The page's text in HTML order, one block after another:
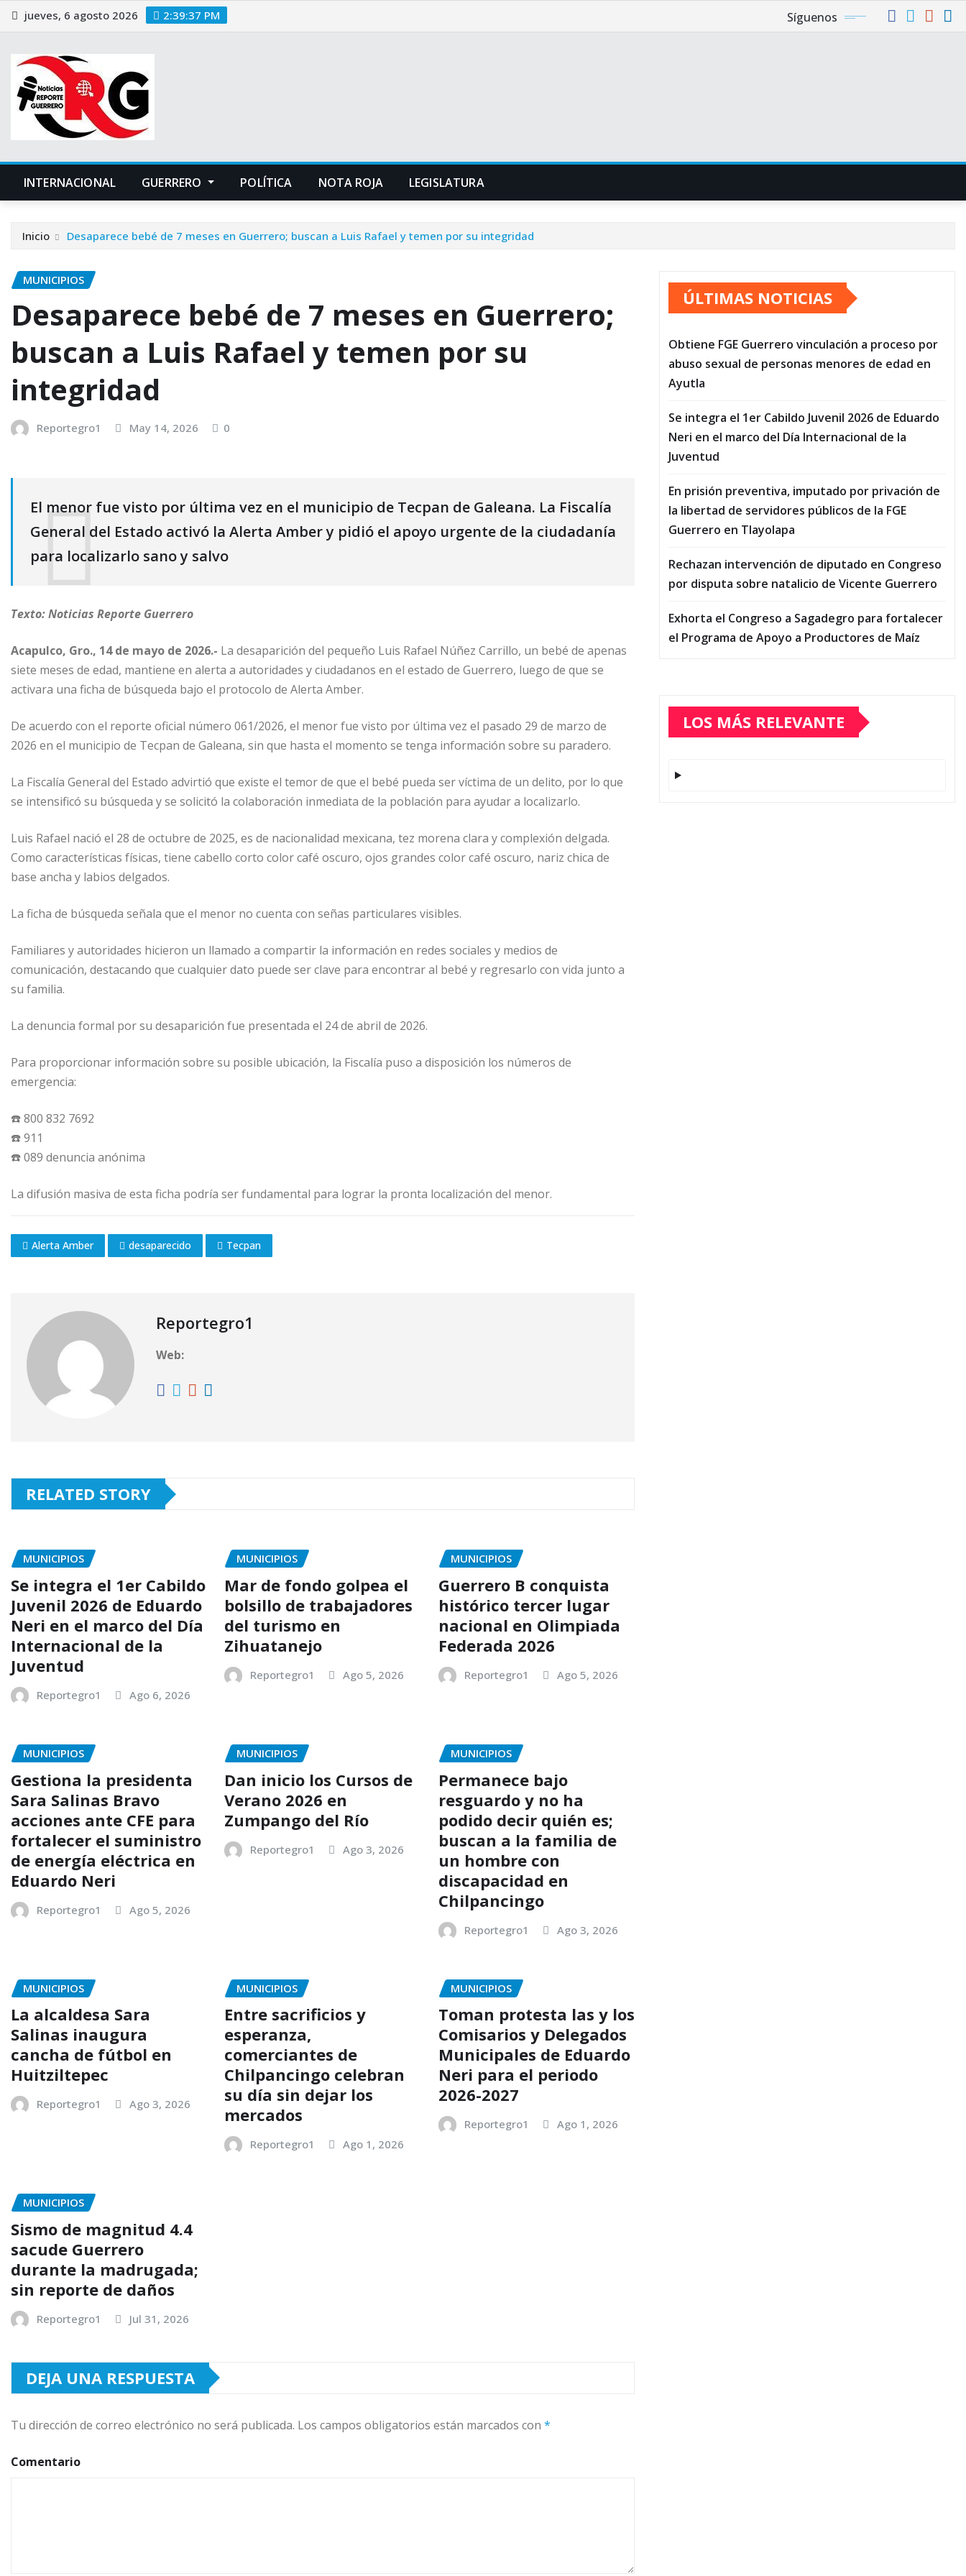
Saltar
al
jueves, 6 agosto 2026 2:39:38 PM Síguenos
INTERNACIONAL GUERRERO POLÍTICA NOTA ROJA LEGISLATURA
Inicio Desaparece bebé de 7 meses en Guerrero; buscan a Luis Rafael y temen por su integridad
MUNICIPIOS
Desaparece bebé de 7 meses en Guerrero;
buscan a Luis Rafael y temen por su
integridad
Reportegro1 May 14, 2026 0
El menor fue visto por última vez en el municipio de Tecpan de Galeana. La Fiscalía
General del Estado activó la Alerta Amber y pidió el apoyo urgente de la ciudadanía
para localizarlo sano y salvo
Texto: Noticias Reporte Guerrero
Acapulco, Gro., 14 de mayo de 2026.- La desaparición del pequeño Luis Rafael Núñez Carrillo, un bebé de apenas
siete meses de edad, mantiene en alerta a autoridades y ciudadanos en el estado de Guerrero, luego de que se
activara una ficha de búsqueda bajo el protocolo de Alerta Amber.
De acuerdo con el reporte oficial número 061/2026, el menor fue visto por última vez el pasado 29 de marzo de
2026 en el municipio de Tecpan de Galeana, sin que hasta el momento se tenga información sobre su paradero.
La Fiscalía General del Estado advirtió que existe el temor de que el bebé pueda ser víctima de un delito, por lo que
se intensificó su búsqueda y se solicitó la colaboración inmediata de la población para ayudar a localizarlo.
Luis Rafael nació el 28 de octubre de 2025, es de nacionalidad mexicana, tez morena clara y complexión delgada.
Como características físicas, tiene cabello corto color café oscuro, ojos grandes color café oscuro, nariz chica de
base ancha y labios delgados.
La ficha de búsqueda señala que el menor no cuenta con señas particulares visibles.
Familiares y autoridades hicieron un llamado a compartir la información en redes sociales y medios de
comunicación, destacando que cualquier dato puede ser clave para encontrar al bebé y regresarlo con vida junto a
su familia.
La denuncia formal por su desaparición fue presentada el 24 de abril de 2026.
Para proporcionar información sobre su posible ubicación, la Fiscalía puso a disposición los números de
emergencia:
☎️ 800 832 7692
☎️ 911
☎️ 089 denuncia anónima
La difusión masiva de esta ficha podría ser fundamental para lograr la pronta localización del menor.
Alerta Amber desaparecido Tecpan
Reportegro1
Web:
RELATED STORY
MUNICIPIOS
Se integra el 1er Cabildo
Juvenil 2026 de Eduardo
Neri en el marco del Día
Internacional de la
Juventud
Reportegro1 Ago 6, 2026
MUNICIPIOS
Mar de fondo golpea el
bolsillo de trabajadores
del turismo en
Zihuatanejo
Reportegro1 Ago 5, 2026
MUNICIPIOS
Guerrero B conquista
histórico tercer lugar
nacional en Olimpiada
Federada 2026
Reportegro1 Ago 5, 2026
MUNICIPIOS
Gestiona la presidenta
Sara Salinas Bravo
acciones ante CFE para
fortalecer el suministro
de energía eléctrica en
Eduardo Neri
Reportegro1 Ago 5, 2026
MUNICIPIOS
Dan inicio los Cursos de
Verano 2026 en
Zumpango del Río
Reportegro1 Ago 3, 2026
MUNICIPIOS
Permanece bajo
resguardo y no ha
podido decir quién es;
buscan a la familia de
un hombre con
discapacidad en
Chilpancingo
Reportegro1 Ago 3, 2026
MUNICIPIOS
La alcaldesa Sara
Salinas inaugura
cancha de fútbol en
Huitziltepec
Reportegro1 Ago 3, 2026
MUNICIPIOS
Entre sacrificios y
esperanza,
comerciantes de
Chilpancingo celebran
su día sin dejar los
mercados
Reportegro1 Ago 1, 2026
MUNICIPIOS
Toman protesta las y los
Comisarios y Delegados
Municipales de Eduardo
Neri para el periodo
2026-2027
Reportegro1 Ago 1, 2026
MUNICIPIOS
Sismo de magnitud 4.4
sacude Guerrero
durante la madrugada;
sin reporte de daños
Reportegro1 Jul 31, 2026
DEJA UNA RESPUESTA
Tu dirección de correo electrónico no será publicada. Los campos obligatorios están marcados con *
Comentario
ÚLTIMAS NOTICIAS
Obtiene FGE Guerrero vinculación a proceso por
abuso sexual de personas menores de edad en
Ayutla
Se integra el 1er Cabildo Juvenil 2026 de Eduardo
Neri en el marco del Día Internacional de la
Juventud
En prisión preventiva, imputado por privación de
la libertad de servidores públicos de la FGE
Guerrero en Tlayolapa
Rechazan intervención de diputado en Congreso
por disputa sobre natalicio de Vicente Guerrero
Exhorta el Congreso a Sagadegro para fortalecer
el Programa de Apoyo a Productores de Maíz
LOS MÁS RELEVANTE